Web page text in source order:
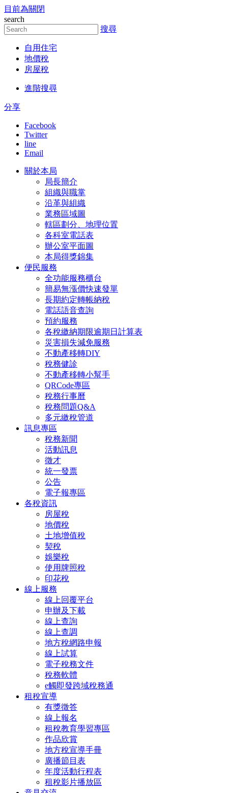
跳到主要內容區塊
目前為關閉
search
搜尋
自用住宅
地價稅
房屋稅
進階搜尋
分享
Facebook
Twitter
line
Email
關於本局
局長簡介
組織與職掌
沿革與組織
業務區域圖
轄區劃分、地理位置
各科室電話表
辦公室平面圖
本局得獎錦集
便民服務
全功能服務櫃台
簡易無漲價快速發單
長期約定轉帳納稅
電話語音查詢
預約服務
各稅繳納期限逾期日計算表
災害損失減免服務
不動產移轉DIY
稅務健診
不動產移轉小幫手
QRCode專區
稅務行事曆
稅務問題Q&A
多元繳稅管道
訊息專區
稅務新聞
活動訊息
徵才
統一發票
公告
電子報專區
各稅資訊
房屋稅
地價稅
土地增值稅
契稅
娛樂稅
使用牌照稅
印花稅
線上服務
線上回覆平台
申辦及下載
線上查詢
線上查調
地方稅網路申報
線上試算
電子稅務文件
稅務軟體
e觸即發跨域稅務通
租稅宣導
有獎徵答
線上報名
租稅教育學習專區
作品欣賞
地方稅宣導手冊
廣播節目表
年度活動行程表
租稅影片播放區